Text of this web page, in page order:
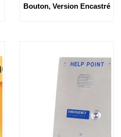
Bouton, Version Encastré